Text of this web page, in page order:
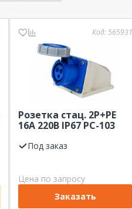
Код:565931
Розетка стац. 2Р+РЕ
16А 220В IP67 РС-103
Под заказ
Цена по запросу
Заказать